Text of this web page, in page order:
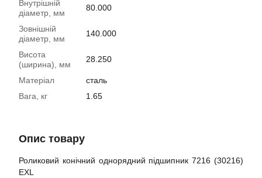
Внутрішній
діаметр, мм
80.000
Зовнішній
діаметр, мм
140.000
Висота
(ширина), мм
28.250
Матеріал
сталь
Вага, кг
1.65
Опис товару
Роликовий конічний однорядний підшипник 7216 (30216)
EXL